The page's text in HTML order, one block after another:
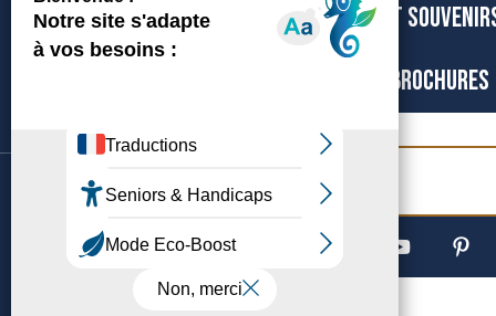
BOUTIQUE ET
CARTES ET BROCHURES
©Archipel de Thau, 2026Accessibilité
Mentions légales